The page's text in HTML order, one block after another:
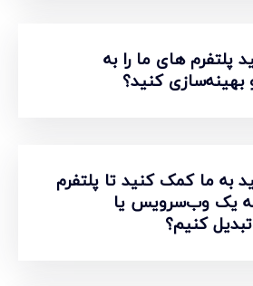
پلتفرم های ما را به
بهینه‌سازی کنید؟
به ما کمک کنید تا پلتفرم
یک وب‌سرویس یا
کنیم؟